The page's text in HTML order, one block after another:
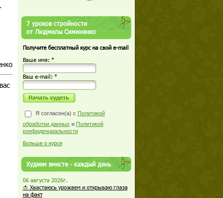
7 уроков стройности
от Людмилы Симиненко
Получите бесплатный курс на свой e-mail
Ваше имя: *
Ваш е-mail: *
Я согласен(а) с Политикой
обработки данных и Политикой
конфиденциальности
Больше о курсе
Худеем вместе - каждый день
06 августа 2026г.
🍅 Хвастаюсь урожаем и открываю глаза
на факт